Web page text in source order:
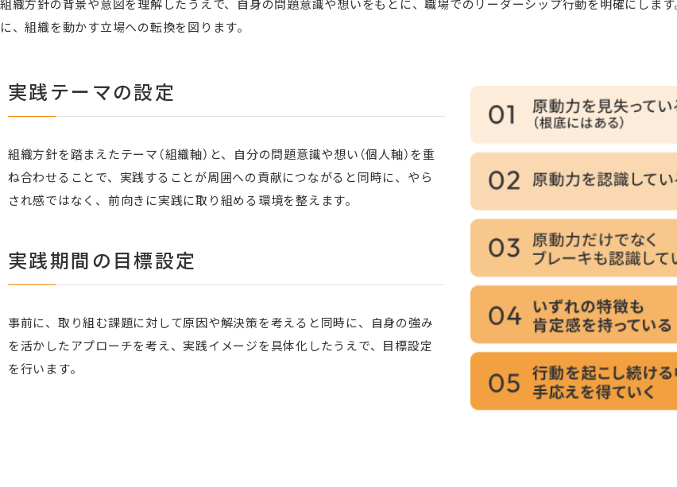
組織方針の背景や意図を理解したうえで、自身の問題意識や想いをもとに、職場でのリーダーシップ行動を明確にしま
に、組織を動かす立場への転換を図ります。
実践テーマの設定
組織方針を踏まえたテーマ（組織軸）と、自分の問題意識や想い（個人軸）を重
ね合わせることで、実践することが周囲への貢献につながると同時に、やら
され感ではなく、前向きに実践に取り組める環境を整えます。
実践期間の目標設定
事前に、取り組む課題に対して原因や解決策を考えると同時に、自身の強み
を活かしたアプローチを考え、実践イメージを具体化したうえで、目標設定
を行います。